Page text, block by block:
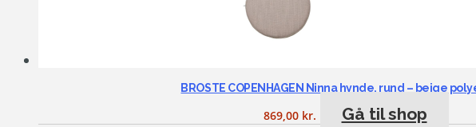
BROSTE COPENHAGEN Ninna hynde, rund – beige
869,00 kr. Gå til shop